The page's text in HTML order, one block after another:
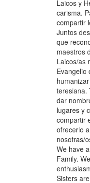
Laicos y
carisma.
compartir
Juntos
que
maestros
Laicos/as
Evangelio
teresiana.
dar
lugares y
compartir
ofrecerlo
nosotras/
We have
Family.
Sisters